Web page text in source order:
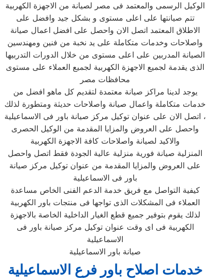
الوكيل الرسمى والمعتمد فى مصر لصيانة من الاجهزة الكهربية
تتم صيانتها على اعلى مستوى و بشكل جيد وافضل على
الاطلاق المعتمد اتصل الان واحصل على افضل اعمال صيانة
واصلاحات وخدمات متكاملة على يد نخبة من فنين ومهندسين
الصيانة المدربين على اعلى مستوى من خلال الدورات التدربيها
الذى يقدمة لجميع الاجهزة الكهربية لجميع العملاء على مستوى
محافظات مصر
يوجد لدينا مراكز صيانة معتمدة لتقديم كل ماهو افضل من
خدمات متكاملة واعمال صيانة واصلاحات حديثة ومتطورة لذلك
، اتصل الان على عنوان توكيل مركز صيانة باور فى الاسماعيلية‏
واحصل على العروض والمزايا المقدمة من الوكيل الحصرى
والاكيد لصيانة واصلاحات كافة الاجهزة الكهربية
المنزلية صيانة فورية منزلية عالية الجودة فقط اتصل واحصل
على العروض والمزايا المقدمة من عنوان توكيل مركز صيانة
باور فى الاسماعيلية‏
كيفية التواصل مع فريق خدمة الدعم الفنى الخاص مساعدة
العملاء فى المشكلات الذى تواجها فى منتجات باور الكهربية
لذلك يقوم بتوفير جميع قطع الغيار الداخلية الخاصة بالاجهزة
الكهربية فى اى وقت عنوان توكيل مركز صيانة باور فى
الاسماعيلية‏
صيانة باور الاسماعيلية
خدمات اصلاح باور فرع الاسماعيلية‏